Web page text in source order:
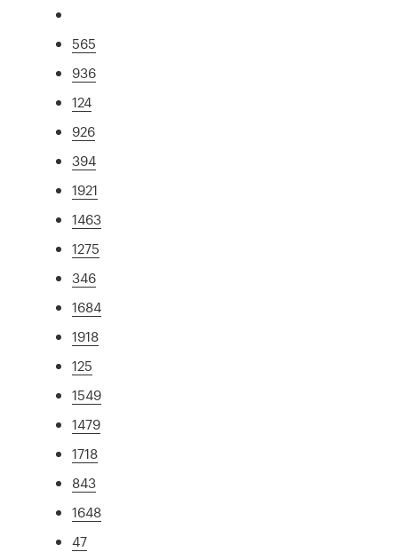
565
936
124
926
394
1921
1463
1275
346
1684
1918
125
1549
1479
1718
843
1648
47